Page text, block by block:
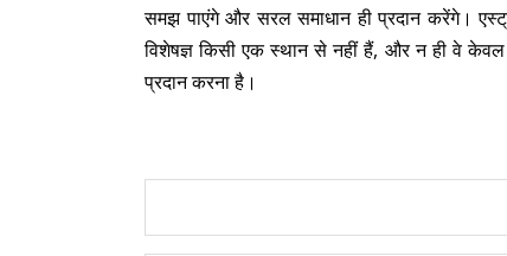
समझ पाएंगे और सरल समाधान ही प्रदान करेंगे।
विशेषज्ञ किसी एक स्थान से नहीं हैं, और न ही वे केवल
प्रदान करना है।